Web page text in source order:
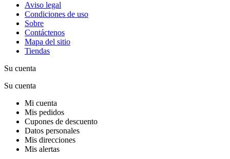
Aviso legal
Condiciones de uso
Sobre
Contáctenos
Mapa del sitio
Tiendas
Su cuenta
Su cuenta
Mi cuenta
Mis pedidos
Cupones de descuento
Datos personales
Mis direcciones
Mis alertas